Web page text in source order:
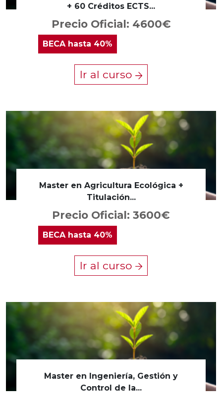
+ 60 Créditos ECTS...
Precio Oficial: 4600€
BECAhasta 40%
Ir al curso
Master en Agricultura Ecológica +
Titulación...
Precio Oficial: 3600€
BECA hasta 40%
Ir al curso
Master en Ingeniería, Gestión y
Control de la...